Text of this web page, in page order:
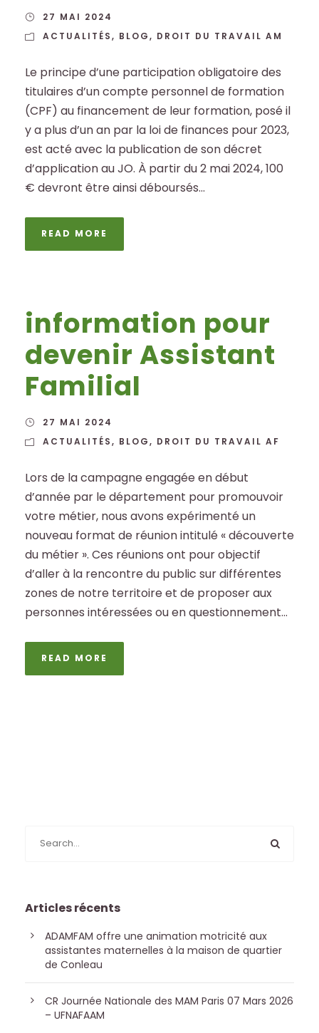
27 MAI 2024
ACTUALITÉS, BLOG, DROIT DU TRAVAIL AM
Le principe d’une participation obligatoire des
titulaires d’un compte personnel de formation
(CPF) au financement de leur formation, posé il
y a plus d’un an par la loi de finances pour 2023,
est acté avec la publication de son décret
d’application au JO. À partir du 2 mai 2024, 100
€ devront être ainsi déboursés...
READ MORE
information pour
devenir Assistant
Familial
27 MAI 2024
ACTUALITÉS, BLOG, DROIT DU TRAVAIL AF
Lors de la campagne engagée en début
d’année par le département pour promouvoir
votre métier, nous avons expérimenté un
nouveau format de réunion intitulé « découverte
du métier ». Ces réunions ont pour objectif
d’aller à la rencontre du public sur différentes
zones de notre territoire et de proposer aux
personnes intéressées ou en questionnement...
READ MORE
Articles récents
ADAMFAM offre une animation motricité aux
assistantes maternelles à la maison de quartier
de Conleau
CR Journée Nationale des MAM Paris 07 Mars 2026
– UFNAFAAM